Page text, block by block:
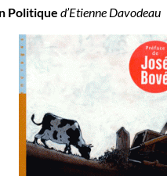
Politique d’Etienne Davodeau